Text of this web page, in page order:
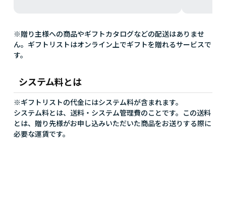
※贈り主様への商品やギフトカタログなどの配送はありませ
ん。ギフトリストはオンライン上でギフトを贈れるサービスで
す。
システム料とは
※ギフトリストの代金にはシステム料が含まれます。
システム料とは、送料・システム管理費のことです。この送料
とは、贈り先様がお申し込みいただいた商品をお送りする際に
必要な運賃です。